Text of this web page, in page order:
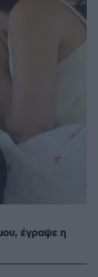
έγραψε η